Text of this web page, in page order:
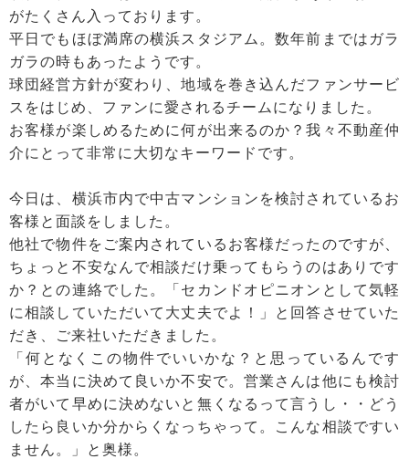
がたくさん入っております。
平日でもほぼ満席の横浜スタジアム。数年前まではガラ
ガラの時もあったようです。
球団経営方針が変わり、地域を巻き込んだファンサービ
スをはじめ、ファンに愛されるチームになりました。
お客様が楽しめるために何が出来るのか？我々不動産仲
介にとって非常に大切なキーワードです。
今日は、横浜市内で中古マンションを検討されているお
客様と面談をしました。
他社で物件をご案内されているお客様だったのですが、
ちょっと不安なんで相談だけ乗ってもらうのはありです
か？との連絡でした。「セカンドオピニオンとして気軽
に相談していただいて大丈夫でよ！」と回答させていた
だき、ご来社いただきました。
「何となくこの物件でいいかな？と思っているんです
が、本当に決めて良いか不安で。営業さんは他にも検討
者がいて早めに決めないと無くなるって言うし・・どう
したら良いか分からくなっちゃって。こんな相談ですい
ません。」と奥様。